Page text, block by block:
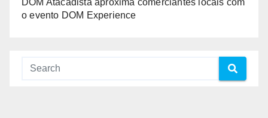
DOM Atacadista aproxima comerciantes locais com
o evento DOM Experience